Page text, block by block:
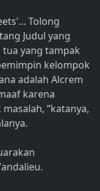
Tolong
Judul yang
yang tampak
kelompok
adalah Alcrem
karena
”katanya,